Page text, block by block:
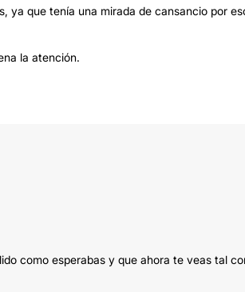
ya que tenía una mirada de cansancio por
la atención.
como esperabas y que ahora te veas tal